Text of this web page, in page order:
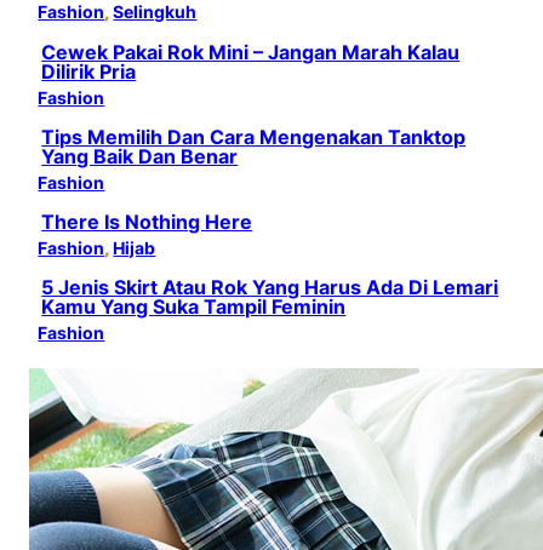
Fashion, Selingkuh
Cewek Pakai Rok Mini – Jangan Marah Kalau
Dilirik Pria
Fashion
Tips Memilih Dan Cara Mengenakan Tanktop
Yang Baik Dan Benar
Fashion
There Is Nothing Here
Fashion, Hijab
5 Jenis Skirt Atau Rok Yang Harus Ada Di Lemari
Kamu Yang Suka Tampil Feminin
Fashion